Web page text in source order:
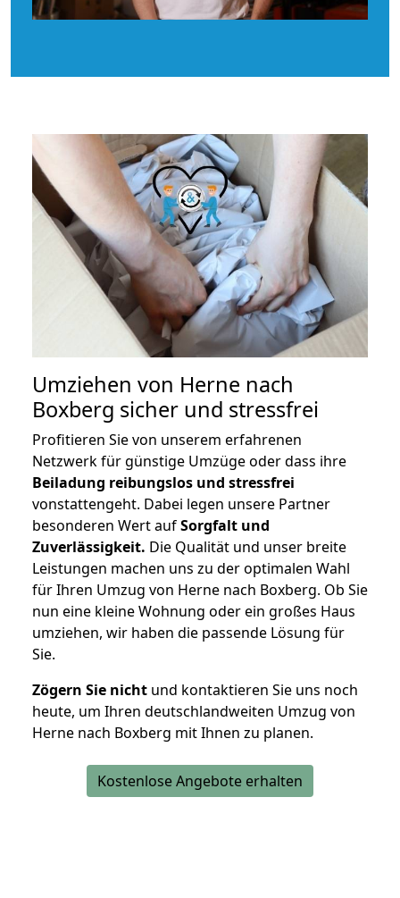
Umziehen von Herne nach
Boxberg sicher und stressfrei
Profitieren Sie von unserem erfahrenen
Netzwerk für günstige Umzüge oder dass ihre
Beiladung reibungslos und stressfrei
vonstattengeht. Dabei legen unsere Partner
besonderen Wert aufSorgfalt und
Zuverlässigkeit. Die Qualität und unser breite
Leistungen machen uns zu der optimalen Wahl
für Ihren Umzug von Herne nach Boxberg. Ob Sie
nun eine kleine Wohnung oder ein großes Haus
umziehen, wir haben die passende Lösung für
Sie.
Zögern Sie nicht und kontaktieren Sie uns noch
heute, um Ihren deutschlandweiten Umzug von
Herne nach Boxberg mit Ihnen zu planen.
Kostenlose Angebote erhalten